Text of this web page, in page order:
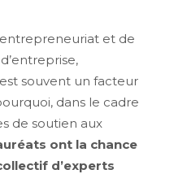
et de
souvent un facteur
dans le cadre
de soutien aux
ont la chance
d’experts